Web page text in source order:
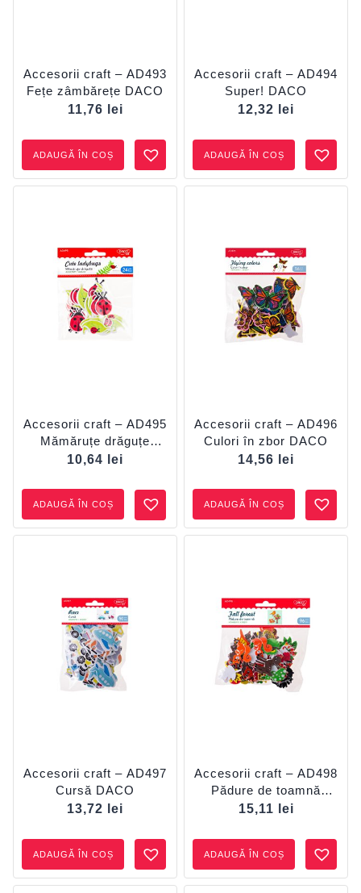
Accesorii craft – AD493
Fețe zâmbărețe DACO
11,76
lei
ADAUGĂ ÎN COȘ
Accesorii craft – AD494
Super! DACO
12,32
lei
ADAUGĂ ÎN COȘ
Accesorii craft – AD495
Mămăruțe drăguțe
DACO
10,64 lei
ADAUGĂ ÎN COȘ
Accesorii craft – AD496
Culori în zbor DACO
14,56
lei
ADAUGĂ ÎN COȘ
Accesorii craft – AD497
Cursă DACO
13,72
lei
ADAUGĂ ÎN COȘ
Accesorii craft – AD498
Pădure de toamnă
DACO
15,11 lei
ADAUGĂ ÎN COȘ